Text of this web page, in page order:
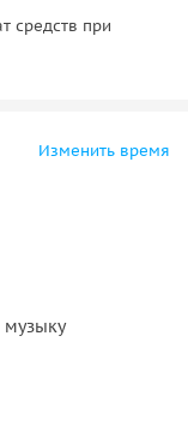
средств при
Изменить время